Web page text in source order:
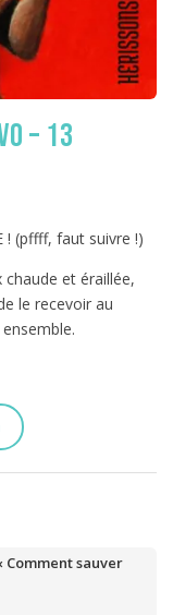
– 13
! (pffff, faut suivre !)
et éraillée,
le recevoir au
Comment sauver